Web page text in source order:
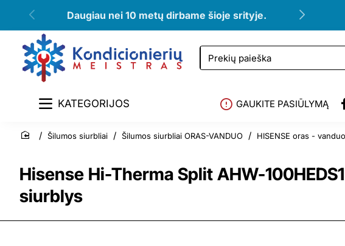
Daugiau nei 10 metų dirbame šioje srityje.
Prekių
paieška
KATEGORIJOS GAUKITE PASIŪLYMĄ
Hisense Hi-Therma Split AHW-
siurblys
home
Šilumos siurbliai Šilumos siurbliai ORAS-VANDUO HISENSE oras -